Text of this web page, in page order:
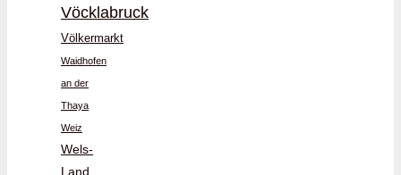
Vöcklabruck
Völkermarkt
Waidhofen
an der
Thaya
Weiz
Wels-
Land